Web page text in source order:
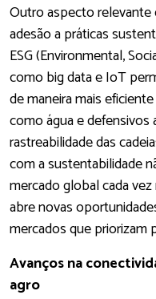
Outro aspecto relevante
adesão a práticas
ESG (Environmental,
como big data e IoT
de maneira mais
como água e defensivos
rastreabilidade das
com a sustentabilidade
mercado global cada
abre novas
mercados que priorizam
Avanços na
agro